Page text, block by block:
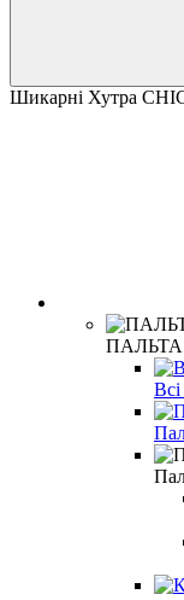
Шикарні Хутра
ПАЛЬТА
Всі